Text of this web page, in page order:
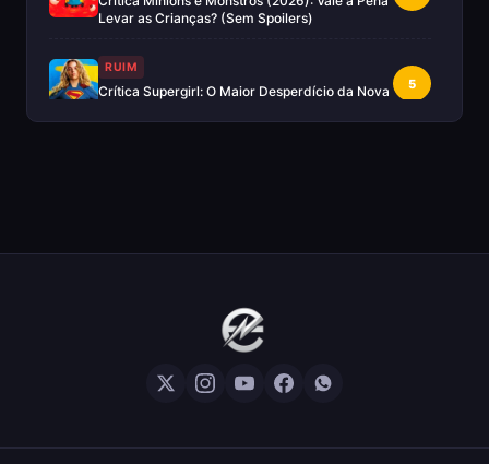
Levar as Crianças? (Sem Spoilers)
RUIM
Crítica Supergirl: O Maior Desperdício da Nova
5
Crítica O Mandaloriano e Grogu: A Aventura
Perfeita de Star Wars? — Sem Spoilers
RUIM